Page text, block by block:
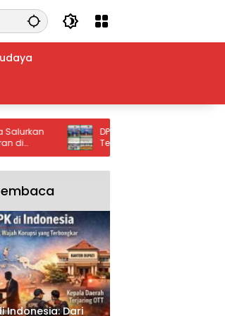
DPC HNSI Ketapang Resmi Dilantik,
Tegaskan Komitmen Kolaborasi dan
Fasilitasi Aspirasi Nelayan
Indonesia: Dari